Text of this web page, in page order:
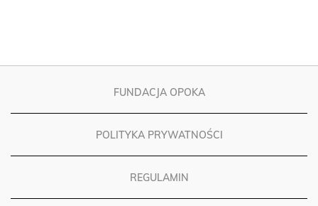
FUNDACJA OPOKA
POLITYKA PRYWATNOŚCI
REGULAMIN